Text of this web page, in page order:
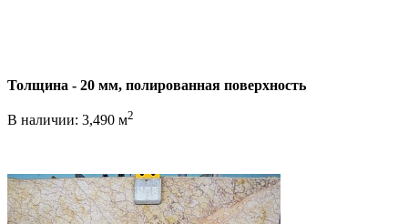
Толщина - 20 мм, полированная поверхность
В наличии: 3,490 м2